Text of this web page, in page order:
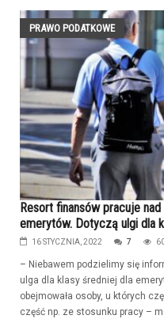
PRAWO PODATKOWE
Resort finansów pracuje
emerytów. Dotyczą ulgi dla
16 STYCZNIA, 2022 7
– Niebawem podzielimy się
ulga dla klasy średniej dla
obejmowała osoby, u których
część np. ze stosunku pracy –